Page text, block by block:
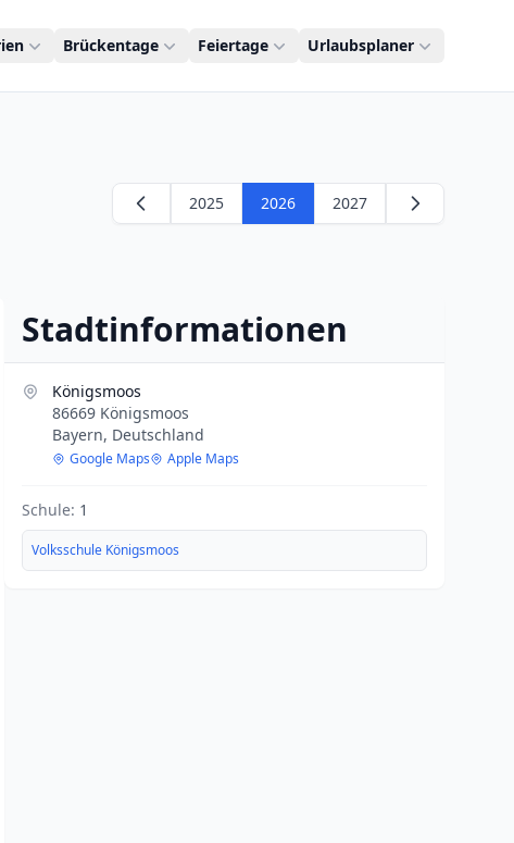
Brückentage Feiertage Urlaubsplaner
2025 2026 2027
Stadtinformationen
Königsmoos
86669 Königsmoos
Bayern, Deutschland
Google Maps Apple Maps
Schule: 1
Volksschule Königsmoos